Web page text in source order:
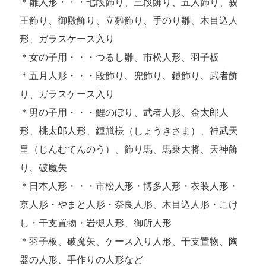
＊雛人形・・・七段飾り、三段飾り、五人飾り、親
王飾り、御殿飾り、立雛飾り、手のり雛、木目込人
形、ガラスケース入り
＊女の子用・・・つるし雛、市松人形、羽子板
＊五月人形・・・段飾り、兜飾り、鎧飾り、武者飾
り、ガラスケース入り
＊男の子用・・・鯉のぼり、武者人形、金太郎人
形、桃太郎人形、鍾馗様（しょうきさま）、神武天
皇（じんむてんのう）、飾り馬、馬乗大将、天神飾
り、破魔矢
＊日本人形・・・市松人形・博多人形・衣装人形・
京人形・やまと人形・奈良人形、木目込人形・こけ
し・干支置物・岩槻人形、御所人形
＊羽子板、破魔矢、ケース入り人形、干支置物、陶
器の人形、手作りの人形など